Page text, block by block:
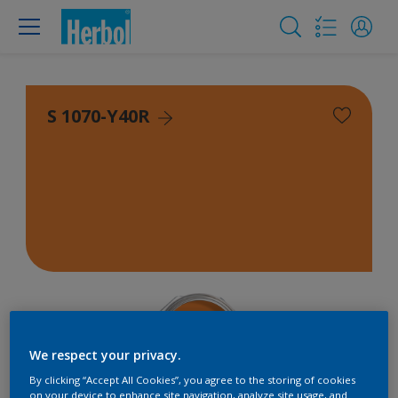
S 1070-Y40R
We respect your privacy.
By clicking “Accept All Cookies”, you agree to the storing of cookies
on your device to enhance site navigation, analyze site usage, and